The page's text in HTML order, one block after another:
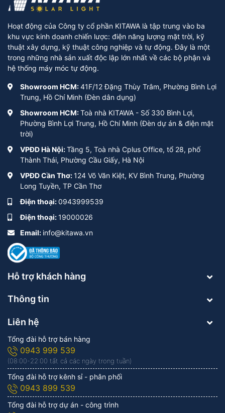
Hoạt động của Công ty cổ phần KITAWA là tập trung vào ba
khu vực kinh doanh chiến lược: điện năng lượng mặt trời, kỹ
thuật xây dựng, kỹ thuật công nghiệp và tự động. Đây là một
trong những nhà sản xuất độc lập lớn nhất về các bộ phận và
hệ thống máy móc tự động.
Showroom HCM:41F/12 Đặng Thùy Trâm, Phường Bình Lợi
Trung, Hồ Chí Minh (Đèn dân dụng)
Showroom HCM:Toà nhà KITAWA - Số 330 Bình Lợi,
Phường Bình Lợi Trung, Hồ Chí Minh (Đèn dự án & điện mặt
trời)
VPĐD Hà Nội:Tầng 5, Toà nhà Cplus Office, tổ 28, phố
Thành Thái, Phường Cầu Giấy, Hà Nội
VPĐD Cần Thơ:124 Võ Văn Kiệt, KV Bình Trung, Phường
Long Tuyền, TP Cần Thơ
Điện thoại:0943999539
Điện thoại:19000026
Email: info@kitawa.vn
Hỗ trợ khách hàng
Thông tin
Liên hệ
Tổng đài hỗ trợ bán hàng
0943 999 539
(08:00-22:00 tất cả các ngày trong tuần)
Tổng đài hỗ trợ kênh sỉ - phân phối
0943 899 539
Tổng đài hỗ trợ dự án - công trình